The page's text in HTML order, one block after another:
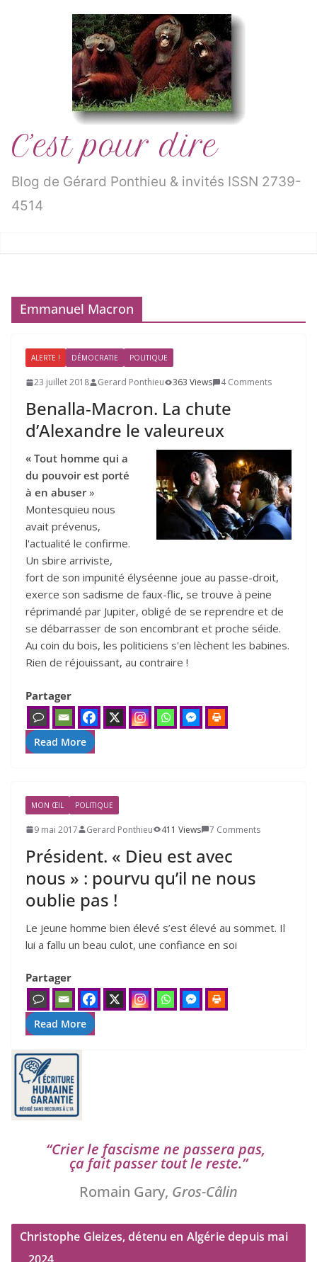
C’est pour dire
Blog de Gérard Ponthieu & invités ISSN 2739-
4514
Emmanuel Macron
ALERTE ! DÉMOCRATIE POLITIQUE
23 juillet 2018 Gerard Ponthieu 363 Views 4 Comments
Benalla-Macron. La chute
d’Alexandre le valeureux
« Tout homme qui a
du pouvoir est porté
à en abuser»
Montesquieu nous
avait prévenus,
l'actualité le confirme.
Un sbire arriviste,
fort de son impunité élyséenne joue au passe-droit,
exerce son sadisme de faux-flic, se trouve à peine
réprimandé par Jupiter, obligé de se reprendre et de
se débarrasser de son encombrant et proche séide.
Au coin du bois, les politiciens s'en lèchent les babines.
Rien de réjouissant, au contraire !
Partager
Read More
MON ŒIL POLITIQUE
9 mai 2017 Gerard Ponthieu 411 Views 7 Comments
Président. « Dieu est avec
nous » : pourvu qu’il ne nous
oublie pas !
Le jeune homme bien élevé s’est élevé au sommet. Il
lui a fallu un beau culot, une confiance en soi
Partager
Read More
“Crier le fas­cisme ne pas­se­ra pas,
ça fait pas­ser tout le reste.”
Romain Gary, Gros-Câlin
Christophe Gleizes, détenu en Algérie depuis mai